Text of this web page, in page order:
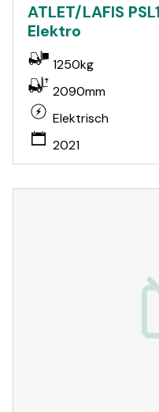
ATLET/LAFIS
Elektro
1250kg
2090mm
Elektrisch
2021